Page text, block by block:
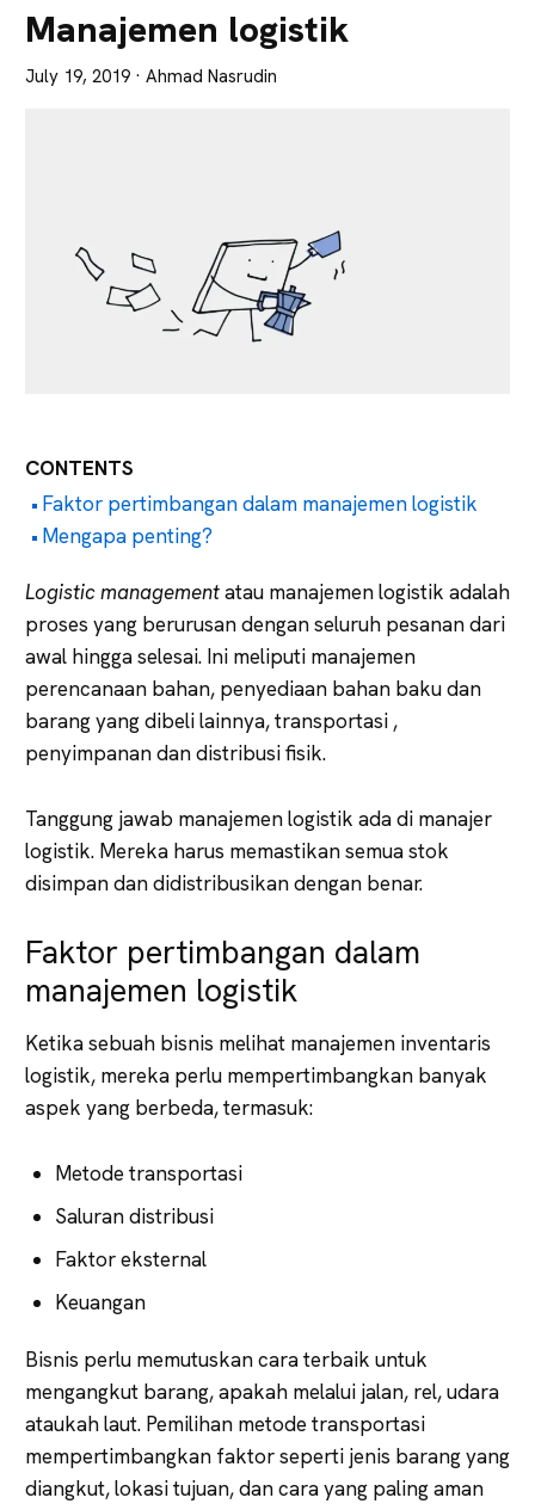
Tajam
Manajemen logistik
July 19, 2019 · Ahmad Nasrudin
CONTENTS
Faktor pertimbangan dalam manajemen logistik
Mengapa penting?
Logistic managementatau manajemen logistik adalah
proses yang berurusan dengan seluruh pesanan dari
awal hingga selesai. Ini meliputi manajemen
perencanaan bahan, penyediaan bahan baku dan
barang yang dibeli lainnya, transportasi ,
penyimpanan dan distribusi fisik.
Tanggung jawab manajemen logistik ada di manajer
logistik. Mereka harus memastikan semua stok
disimpan dan didistribusikan dengan benar.
Faktor pertimbangan dalam
manajemen logistik
Ketika sebuah bisnis melihat manajemen inventaris
logistik, mereka perlu mempertimbangkan banyak
aspek yang berbeda, termasuk:
Metode transportasi
Saluran distribusi
Faktor eksternal
Keuangan
Bisnis perlu memutuskan cara terbaik untuk
mengangkut barang, apakah melalui jalan, rel, udara
ataukah laut. Pemilihan metode transportasi
mempertimbangkan faktor seperti jenis barang yang
diangkut, lokasi tujuan, dan cara yang paling aman